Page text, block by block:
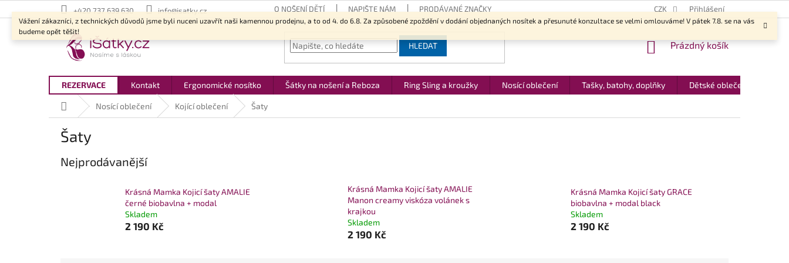
na
obsah
Vážení zákazníci, z technických důvodů jsme byli nuceni uzavřít naši kamennou prodejnu, a to od 4. do 6.8. Za způsobené zpoždění v dodání objednaných nosítek a přesunuté konzultace se velmi omlouváme! V pátek 7.8. se na vás
budeme opět těšit!
+420 737 639 630 info@isatky.cz O NOŠENÍ DĚTÍ NAPIŠTE NÁM PRODÁVANÉ ZNAČKY CZK Přihlášení
HLEDAT
NÁKUPNÍ
Prázdný košík
REZERVACE Kontakt Ergonomické nosítko Šátky na nošení a Reboza Ring Sling a kroužky Nosící oblečení Tašky, batohy, doplňky Dětské oblečení
Domů Nosící oblečení Kojící oblečení Šaty
Šaty
Nejprodávanější
Krásná Mamka Kojicí šaty AMALIE
černé biobavlna + modal
Skladem
2 190 Kč
Krásná Mamka Kojicí šaty AMALIE
Manon creamy viskóza volánek s
krajkou
Skladem
2 190 Kč
Krásná Mamka Kojicí šaty GRACE
biobavlna + modal black
Skladem
2 190 Kč